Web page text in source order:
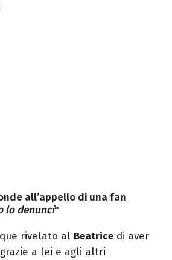
all’appello di una fan
lo denunci"
rivelato al Beatrice di aver
a lei e agli altri